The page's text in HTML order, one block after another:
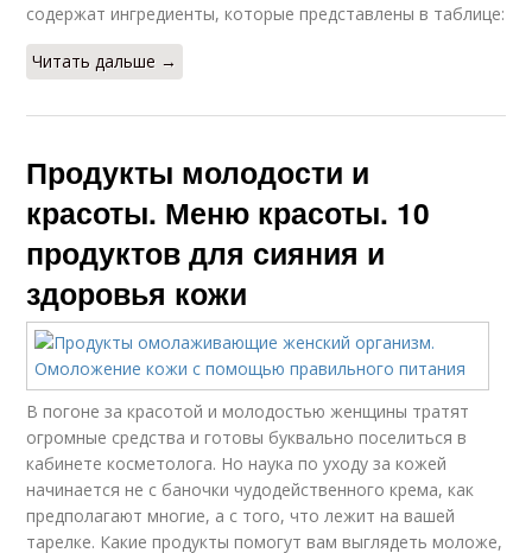
содержат ингредиенты, которые представлены в таблице:
Читать дальше →
Продукты молодости и
красоты. Меню красоты. 10
продуктов для сияния и
здоровья кожи
В погоне за красотой и молодостью женщины тратят
огромные средства и готовы буквально поселиться в
кабинете косметолога. Но наука по уходу за кожей
начинается не с баночки чудодейственного крема, как
предполагают многие, а с того, что лежит на вашей
тарелке. Какие продукты помогут вам выглядеть моложе,